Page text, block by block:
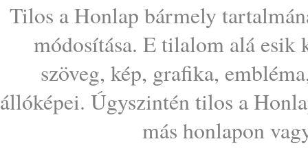
Tilos a Honlap bármely
módosítása. E tilalom alá esik
szöveg, kép, grafika,
állóképei. Úgyszintén tilos a
más honlapon